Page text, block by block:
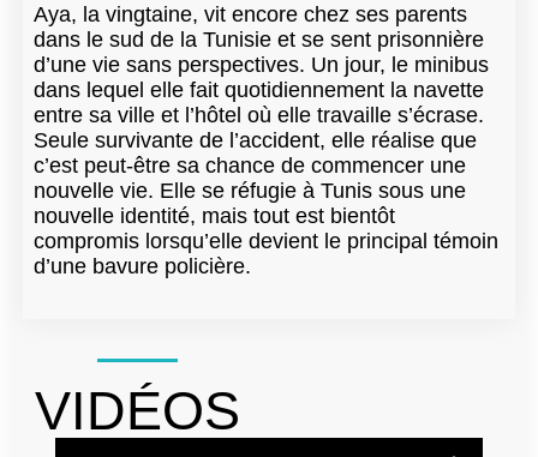
Aya, la vingtaine, vit encore chez ses parents
dans le sud de la Tunisie et se sent prisonnière
d’une vie sans perspectives. Un jour, le minibus
dans lequel elle fait quotidiennement la navette
entre sa ville et l’hôtel où elle travaille s’écrase.
Seule survivante de l’accident, elle réalise que
c’est peut-être sa chance de commencer une
nouvelle vie. Elle se réfugie à Tunis sous une
nouvelle identité, mais tout est bientôt
compromis lorsqu’elle devient le principal témoin
d’une bavure policière.
VIDÉOS